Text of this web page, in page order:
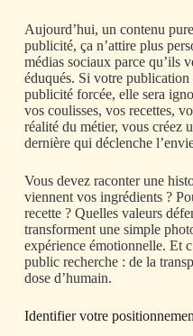
Aujourd’hui, un contenu
publicité, ça n’attire plus
médias sociaux parce qu’ils
éduqués. Si votre publication
publicité forcée, elle sera
vos coulisses, vos recettes,
réalité du métier, vous créez
dernière qui déclenche
Vous devez raconter une
viennent vos ingrédients ?
recette ? Quelles valeurs
transforment une simple
expérience émotionnelle. Et
public recherche : de la
dose d’humain.
Identifier votre